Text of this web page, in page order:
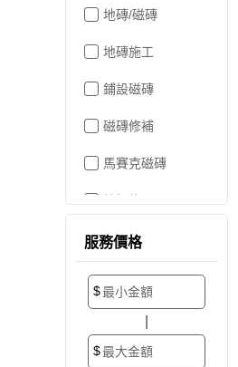
地磚/磁磚
地磚施工
鋪設磁磚
磁磚修補
馬賽克磁磚
地板維修
地板拋光打蠟
地板防滑施工
塑膠地板工程
服務價格
$
$